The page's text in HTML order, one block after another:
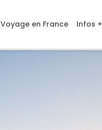
Voyage en France Infos +